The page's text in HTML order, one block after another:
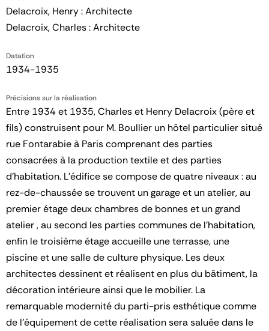
Delacroix, Henry : Architecte
Delacroix, Charles : Architecte
Datation
1934-1935
Précisions sur la réalisation
Entre 1934 et 1935, Charles et Henry Delacroix (père et
fils) construisent pour M. Boullier un hôtel particulier situé
rue Fontarabie à Paris comprenant des parties
consacrées à la production textile et des parties
d'habitation. L'édifice se compose de quatre niveaux : au
rez-de-chaussée se trouvent un garage et un atelier, au
premier étage deux chambres de bonnes et un grand
atelier , au second les parties communes de l'habitation,
enfin le troisième étage accueille une terrasse, une
piscine et une salle de culture physique. Les deux
architectes dessinent et réalisent en plus du bâtiment, la
décoration intérieure ainsi que le mobilier. La
remarquable modernité du parti-pris esthétique comme
de l'équipement de cette réalisation sera saluée dans le